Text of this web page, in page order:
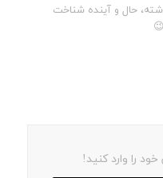
حال و آینده شناخت
را وارد کنید!